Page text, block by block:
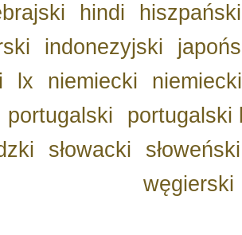
hindi
hiszpański
indonezyjski
lx niemiecki
portugalski
portugalski
słowacki
słoweński
węgierski